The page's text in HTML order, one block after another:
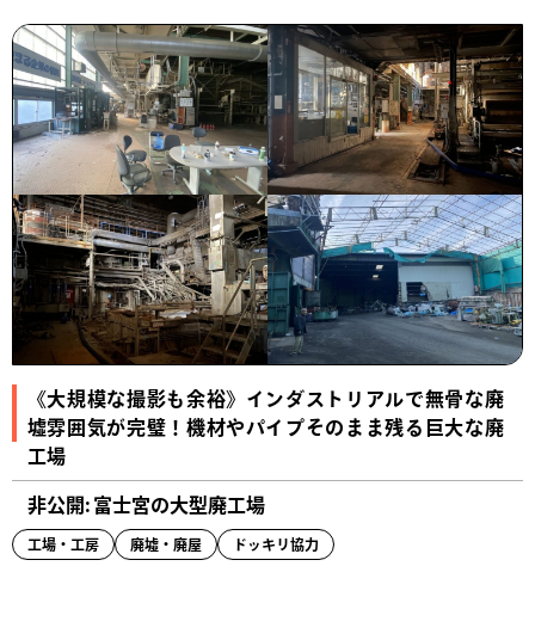
《大規模な撮影も余裕》インダストリアルで無骨な廃
墟雰囲気が完璧！機材やパイプそのまま残る巨大な廃
工場
非公開: 富士宮の大型廃工場
工場・工房 廃墟・廃屋 ドッキリ協力